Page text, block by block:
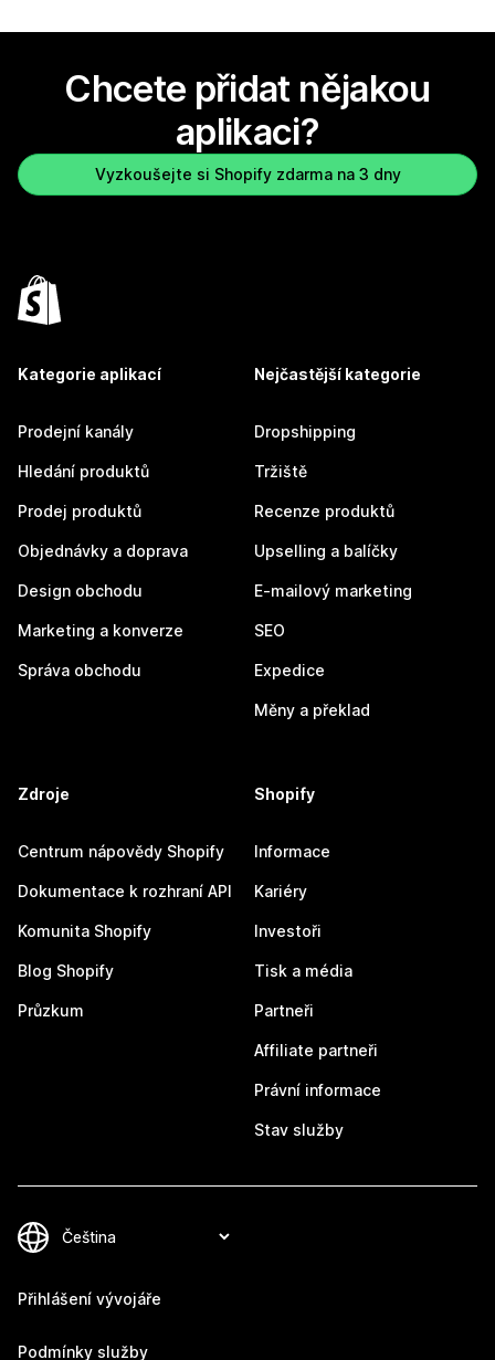
Chcete přidat nějakou
aplikaci?
Vyzkoušejte si Shopify zdarma na 3 dny
Kategorie aplikací
Prodejní kanály
Hledání produktů
Prodej produktů
Objednávky a doprava
Design obchodu
Marketing a konverze
Správa obchodu
Nejčastější kategorie
Dropshipping
Tržiště
Recenze produktů
Upselling a balíčky
E-mailový marketing
SEO
Expedice
Měny a překlad
Zdroje
Centrum nápovědy Shopify
Dokumentace k rozhraní API
Komunita Shopify
Blog Shopify
Průzkum
Shopify
Informace
Kariéry
Investoři
Tisk a média
Partneři
Affiliate partneři
Právní informace
Stav služby
Přihlášení vývojáře
Podmínky služby